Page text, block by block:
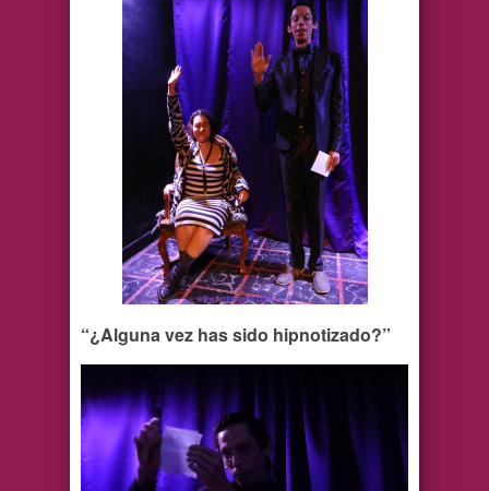
“¿Alguna vez has sido hipnotizado?”